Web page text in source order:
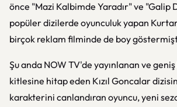
önce "Mazi Kalbimde Yaradır" ve "Galip
popüler dizilerde oyunculuk yapan
birçok reklam filminde de boy
Şu anda NOW TV'de yayınlanan ve
kitlesine hitap eden Kızıl Goncalar
karakterini canlandıran oyuncu, yeni